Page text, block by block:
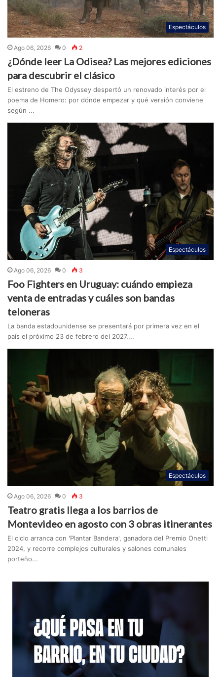
Espectáculos
Ago 06, 2026 0 2
¿Dónde leer La Odisea? Las mejores ediciones
para descubrir el clásico
El estreno de The Odyssey despertó un renovado interés por el
poema de Homero: por dónde empezar y qué versión conviene
según ...
Espectáculos
Ago 06, 2026 0 3
Foo Fighters en Uruguay: cuándo empieza
venta de entradas y cuáles son bandas
teloneras
La banda estadounidense se presentará por primera vez en el
país el próximo 23 de febrero del 2027....
Espectáculos
Ago 06, 2026 0 3
Teatro gratis llega a los barrios de
Montevideo en agosto con 3 obras itinerantes
El ciclo arranca con 'Plantar Bandera', ganadora del Premio Onetti
2024, y recorre complejos culturales y salones comunales
porteño...